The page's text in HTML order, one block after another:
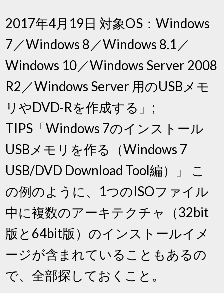
2017年4月19日 対象OS：Windows
7／Windows 8／Windows 8.1／
Windows 10／Windows Server 2008
R2／Windows Server 用のUSBメモ
リやDVD-Rを作成する」;
TIPS「Windows 7のインストール
USBメモリを作る（Windows 7
USB/DVD Download Tool編）」 こ
の例のように、1つのISOファイル
中に複数のアーキテクチャ（32bit
版と64bit版）のインストールイメ
ージが含まれていることもあるの
で、全部探しておくこと。